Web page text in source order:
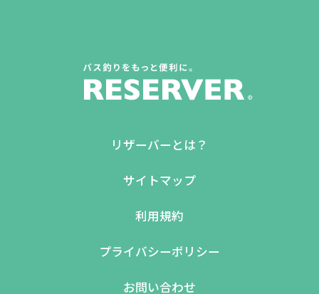
リザーバーとは？
サイトマップ
利用規約
プライバシーポリシー
お問い合わせ